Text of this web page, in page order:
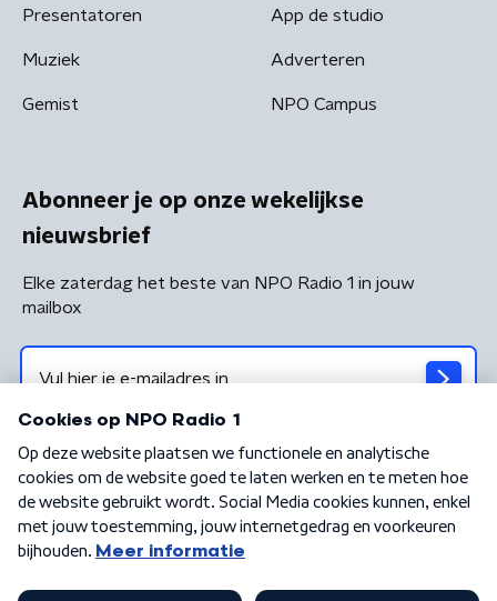
Presentatoren
Muziek
Gemist
App de studio
Adverteren
NPO Campus
Abonneer je op onze wekelijkse
nieuwsbrief
Elke zaterdag het beste van NPO Radio 1 in jouw
mailbox
Algemene voorwaarden